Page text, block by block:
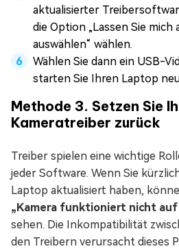
aktualisierter
die Option „Lassen Sie mich
auswählen“ wählen.
Wählen Sie dann ein USB-
starten Sie Ihren Laptop
Methode 3. Setzen Sie
Kameratreiber zurück
Treiber spielen eine wichtige
jeder Software. Wenn Sie
Laptop aktualisiert haben,
„Kamera funktioniert nicht auf
sehen. Die Inkompatibilität
den Treibern verursacht dieses